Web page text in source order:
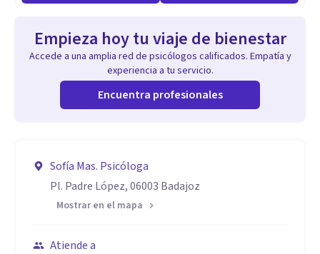
Empieza hoy tu viaje de bienestar
Accede a una amplia red de psicólogos calificados. Empatía y
experiencia a tu servicio.
Encuentra profesionales
Sofía Mas. Psicóloga
Pl. Padre López, 06003 Badajoz
Mostrar en el mapa
Atiende a